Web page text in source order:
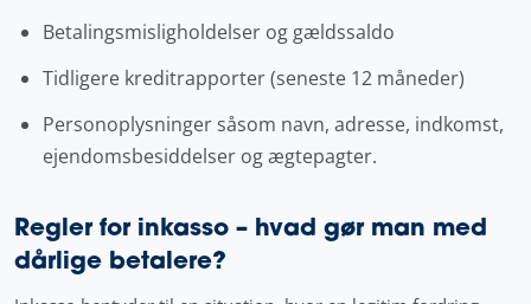
Betalingsmisligholdelser og gældssaldo
Tidligere kreditrapporter (seneste 12 måneder)
Personoplysninger såsom navn, adresse, indkomst,
ejendomsbesiddelser og ægtepagter.
Regler for inkasso – hvad gør man med
dårlige betalere?